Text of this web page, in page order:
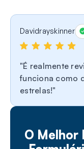
Davidrayskinner
É realmente
funciona como
estrelas!
O Melhor